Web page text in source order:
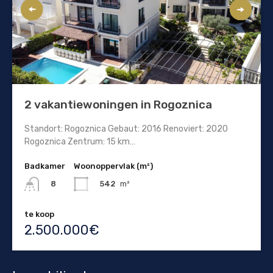
2 vakantiewoningen in Rogoznica
Standort: Rogoznica Gebaut: 2016 Renoviert: 2020
Rogoznica Zentrum: 15 km…
Badkamer
8
Woonoppervlak (m²)
542 m²
te koop
2.500.000€